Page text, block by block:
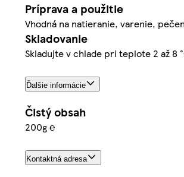
Príprava a použitie
Vhodná na natieranie, varenie,
Skladovanie
Skladujte v chlade pri teplote 2 až 8
Ďalšie informácie
Čistý obsah
200g ℮
Kontaktná adresa